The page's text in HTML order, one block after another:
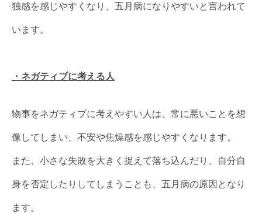
独感を感じやすくなり、五月病になりやすいと言われて
います。
・ネガティブに考える人
物事をネガティブに考えやすい人は、常に悪いことを想
像してしまい、不安や焦燥感を感じやすくなります。
また、小さな失敗を大きく捉えて落ち込んだり、自分自
身を否定したりしてしまうことも、五月病の原因となり
ます。